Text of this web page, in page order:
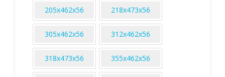
205х462х56
218х473х56
305х462х56 312х462х56
318х473х56 355х462х56